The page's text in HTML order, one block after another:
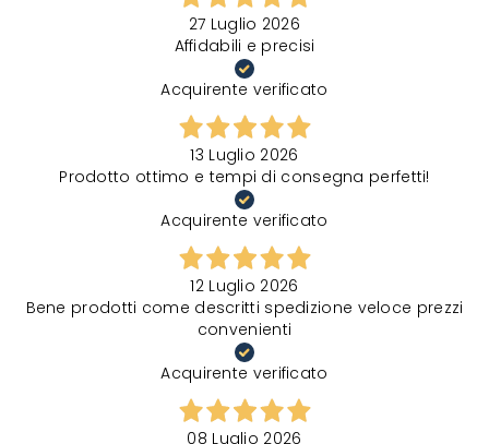
27 Luglio 2026
Affidabili e precisi
Acquirente verificato
13 Luglio 2026
Prodotto ottimo e tempi di consegna perfetti!
Acquirente verificato
12 Luglio 2026
Bene prodotti come descritti spedizione veloce prezzi
convenienti
Acquirente verificato
08 Luglio 2026